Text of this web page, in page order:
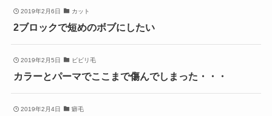
2019年2月6日 カット
2ブロックで短めのボブにしたい
2019年2月5日 ビビリ毛
カラーとパーマでここまで傷んでしまった・・・
2019年2月4日 癖毛